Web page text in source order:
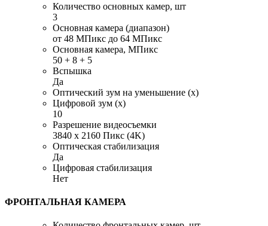
Количество основных камер, шт
3
Основная камера (диапазон)
от 48 МПикс до 64 МПикс
Основная камера, МПикс
50 + 8 + 5
Вспышка
Да
Оптический зум на уменьшение (x)
Цифровой зум (x)
10
Разрешение видеосъемки
3840 x 2160 Пикс (4K)
Оптическая стабилизация
Да
Цифровая стабилизация
Нет
ФРОНТАЛЬНАЯ КАМЕРА